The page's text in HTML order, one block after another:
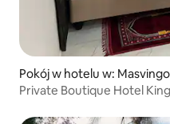
Pokój w hotelu w: Masvingo
Private Boutique Hotel